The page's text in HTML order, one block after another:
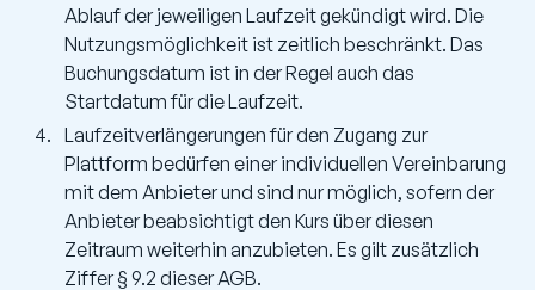
Ablauf der jeweiligen Laufzeit gekündigt wird. Die
Nutzungsmöglichkeit ist zeitlich beschränkt. Das
Buchungsdatum ist in der Regel auch das
Startdatum für die Laufzeit.
Laufzeitverlängerungen für den Zugang zur
Plattform bedürfen einer individuellen Vereinbarung
mit dem Anbieter und sind nur möglich, sofern der
Anbieter beabsichtigt den Kurs über diesen
Zeitraum weiterhin anzubieten. Es gilt zusätzlich
Ziffer § 9.2 dieser AGB.